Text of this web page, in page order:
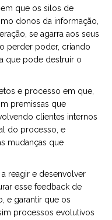
que os silos de
donos da informação,
se agarra aos seus
perder poder, criando
que pode destruir o
e processo em que,
premissas que
clientes internos
do processo, e
mudanças que
reagir e desenvolver
esse feedback de
e garantir que os
processos evolutivos